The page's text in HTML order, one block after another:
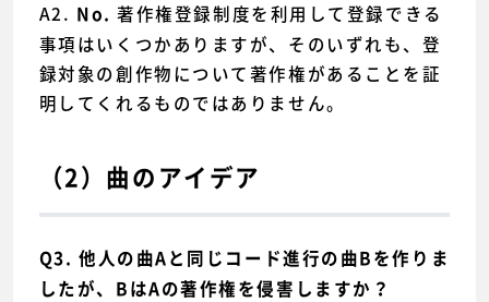
A2. No. 著作権登録制度を利用して登録できる
事項はいくつかありますが、そのいずれも、登
録対象の創作物について著作権があることを証
明してくれるものではありません。
（2）曲のアイデア
Q3. 他人の曲Aと同じコード進行の曲Bを作りま
したが、BはAの著作権を侵害しますか？